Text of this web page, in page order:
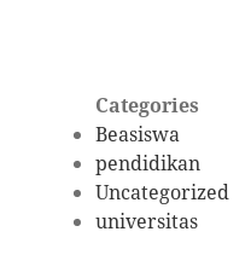
Categories
Beasiswa
pendidikan
Uncategorized
universitas